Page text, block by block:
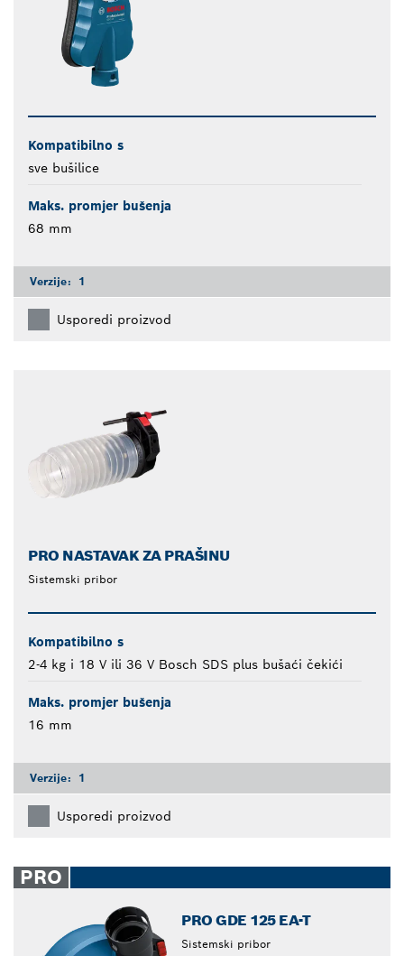
Kompatibilno s
sve bušilice
Maks. promjer bušenja
68 mm
Verzije: 1
Usporedi proizvod
PRO NASTAVAK ZA PRAŠINU
Sistemski pribor
Kompatibilno s
2-4 kg i 18 V ili 36 V Bosch SDS plus bušaći čekići
Maks. promjer bušenja
16 mm
Verzije: 1
Usporedi proizvod
PRO
PRO GDE 125 EA-T
Sistemski pribor